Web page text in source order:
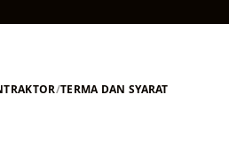
/TERMA DAN SYARAT